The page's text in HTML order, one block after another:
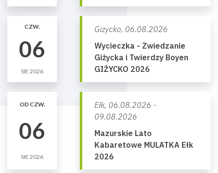
CZW.
06
SIE 2026
Giżycko, 06.08.2026
Wycieczka - Zwiedzanie
Giżycka i Twierdzy Boyen
GIŻYCKO 2026
OD CZW.
06
SIE 2026
Ełk, 06.08.2026 -
09.08.2026
Mazurskie Lato
Kabaretowe MULATKA Ełk
2026